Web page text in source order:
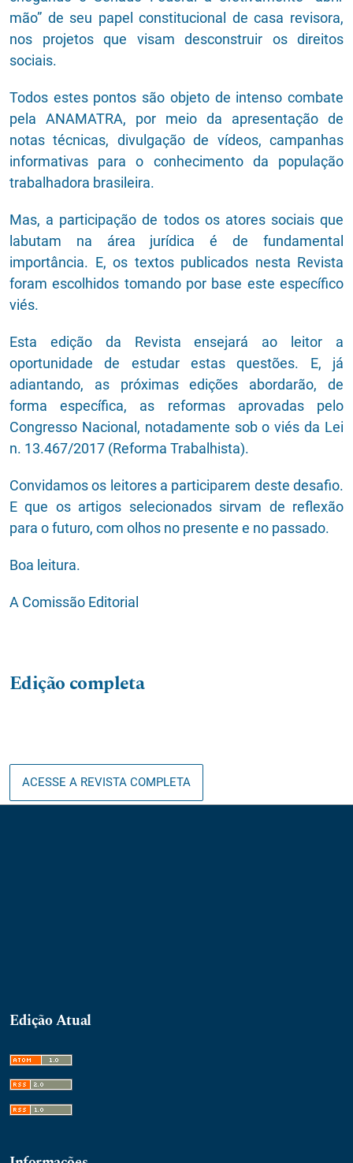
mão” de seu papel constitucional de casa revisora,
nos projetos que visam desconstruir os direitos
sociais.
Todos estes pontos são objeto de intenso combate
pela ANAMATRA, por meio da apresentação de
notas técnicas, divulgação de vídeos, campanhas
informativas para o conhecimento da população
trabalhadora brasileira.
Mas, a participação de todos os atores sociais que
labutam na área jurídica é de fundamental
importância. E, os textos publicados nesta Revista
foram escolhidos tomando por base este específico
viés.
Esta edição da Revista ensejará ao leitor a
oportunidade de estudar estas questões. E, já
adiantando, as próximas edições abordarão, de
forma específica, as reformas aprovadas pelo
Congresso Nacional, notadamente sob o viés da Lei
n. 13.467/2017 (Reforma Trabalhista).
Convidamos os leitores a participarem deste desafio.
E que os artigos selecionados sirvam de reflexão
para o futuro, com olhos no presente e no passado.
Boa leitura.
A Comissão Editorial
Edição completa
ACESSE A REVISTA COMPLETA
Edição Atual